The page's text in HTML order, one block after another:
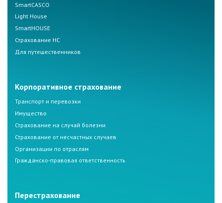
SmartCASCO
Light House
SmartHOUSE
Страхование НС
Для путешественников
Корпоративное страхование
Транспорт и перевозки
Имущество
Страхование на случай болезни
Страхование от несчастных случаев
Организации по отраслям
Гражданско-правовая ответственность
Перестрахование